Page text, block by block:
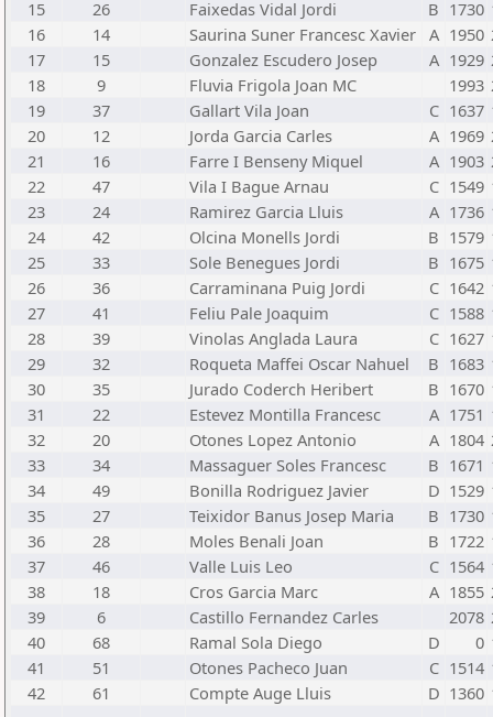
15
26 Faixedas Vidal Jordi B 1730
16
14 Saurina Suner Francesc Xavier A 1950
17
15 Gonzalez Escudero Josep A 1929
18
9 Fluvia Frigola Joan MC 1993
19
37 Gallart Vila Joan C 1637
20
12 Jorda Garcia Carles A 1969
21
16 Farre I Benseny Miquel A 1903
22
47 Vila I Bague Arnau C 1549
23
24 Ramirez Garcia Lluis A 1736
24
42 Olcina Monells Jordi B 1579
25
33 Sole Benegues Jordi B 1675
26
36 Carraminana Puig Jordi C 1642
27
41 Feliu Pale Joaquim C 1588
28
39 Vinolas Anglada Laura C 1627
29
32 Roqueta Maffei Oscar Nahuel B 1683
30
35 Jurado Coderch Heribert B 1670
31
22 Estevez Montilla Francesc A 1751
32
20 Otones Lopez Antonio A 1804
33
34 Massaguer Soles Francesc B 1671
34
49 Bonilla Rodriguez Javier D 1529
35
27 Teixidor Banus Josep Maria B 1730
36
28 Moles Benali Joan B 1722
37
46 Valle Luis Leo C 1564
38
18 Cros Garcia Marc A 1855
39
6 Castillo Fernandez Carles 2078
40
68 Ramal Sola Diego D 0
41
51 Otones Pacheco Juan C 1514
42
61 Compte Auge Lluis D 1360